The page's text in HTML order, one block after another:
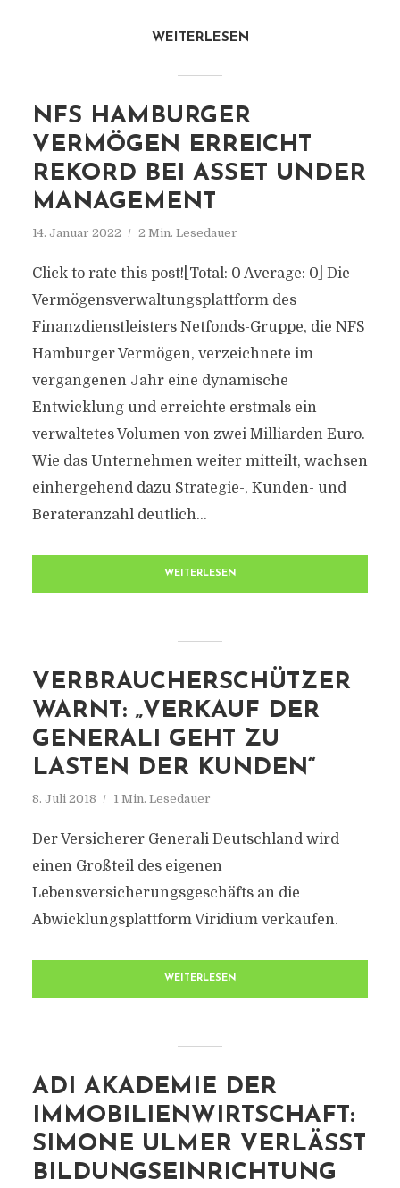
WEITERLESEN
NFS HAMBURGER
VERMÖGEN ERREICHT
REKORD BEI ASSET UNDER
MANAGEMENT
14. Januar 2022 2 Min. Lesedauer
Click to rate this post![Total: 0 Average: 0] Die
Vermögensverwaltungsplattform des
Finanzdienstleisters Netfonds-Gruppe, die NFS
Hamburger Vermögen, verzeichnete im
vergangenen Jahr eine dynamische
Entwicklung und erreichte erstmals ein
verwaltetes Volumen von zwei Milliarden Euro.
Wie das Unternehmen weiter mitteilt, wachsen
einhergehend dazu Strategie-, Kunden- und
Berateranzahl deutlich...
WEITERLESEN
VERBRAUCHERSCHÜTZER
WARNT: „VERKAUF DER
GENERALI GEHT ZU
LASTEN DER KUNDEN“
8. Juli 2018 1 Min. Lesedauer
Der Versicherer Generali Deutschland wird
einen Großteil des eigenen
Lebensversicherungsgeschäfts an die
Abwicklungsplattform Viridium verkaufen.
WEITERLESEN
ADI AKADEMIE DER
IMMOBILIENWIRTSCHAFT:
SIMONE ULMER VERLÄSST
BILDUNGSEINRICHTUNG